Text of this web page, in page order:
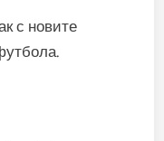
с новите